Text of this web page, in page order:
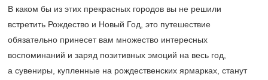
В каком бы из этих прекрасных городов вы не решили
встретить Рождество и Новый Год, это путешествие
обязательно принесет вам множество интересных
воспоминаний и заряд позитивных эмоций на весь год,
а сувениры, купленные на рождественских ярмарках, станут